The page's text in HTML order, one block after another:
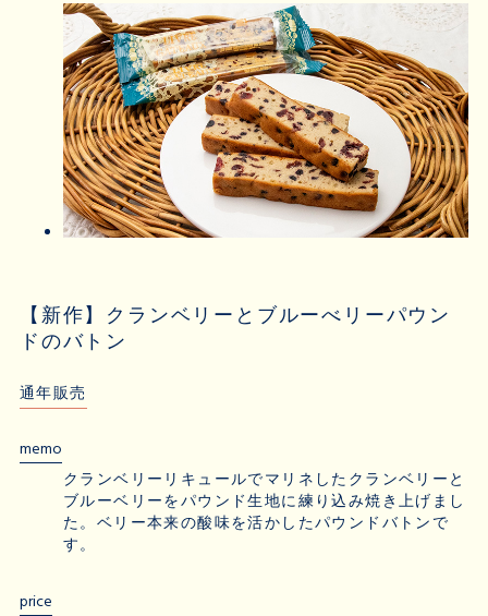
【新作】クランベリーとブルーべリーパウン
ドのバトン
通年販売
memo
クランベリーリキュールでマリネしたクランベリーと
ブルーベリーをパウンド生地に練り込み焼き上げまし
た。ベリー本来の酸味を活かしたパウンドバトンで
す。
price